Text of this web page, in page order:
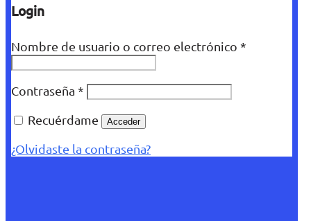
Login
Nombre de usuario o correo electrónico *
Contraseña *
Recuérdame
Acceder
¿Olvidaste la contraseña?